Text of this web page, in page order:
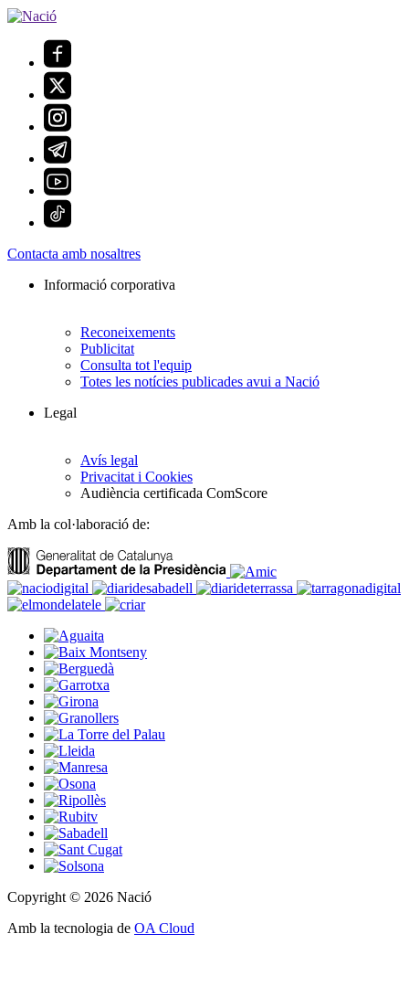
Contacta amb nosaltres
Informació corporativa
Reconeixements
Publicitat
Consulta tot l'equip
Totes les notícies publicades avui a Nació
Legal
Avís legal
Privacitat i Cookies
Audiència certificada ComScore
Amb la col·laboració de:
Copyright © 2026 Nació
Amb la tecnologia de OA Cloud